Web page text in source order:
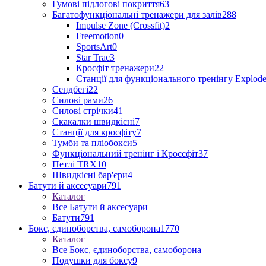
Гумові підлогові покриття63
Багатофункціональні тренажери для залів288
Impulse Zone (Crossfit)2
Freemotion0
SportsArt0
Star Trac3
Кросфіт тренажери22
Станції для функціонального тренінгу Explode
Сендбегі22
Силові рами26
Силові стрічки41
Скакалки швидкісні7
Станції для кросфіту7
Тумби та пліобокси5
Функціональний тренінг і Кроссфіт37
Петлі TRX10
Швидкісні бар'єри4
Батути й аксесуари791
Каталог
Все Батути й аксесуари
Батути791
Бокс, єдиноборства, самоборона1770
Каталог
Все Бокс, єдиноборства, самоборона
Подушки для боксу9